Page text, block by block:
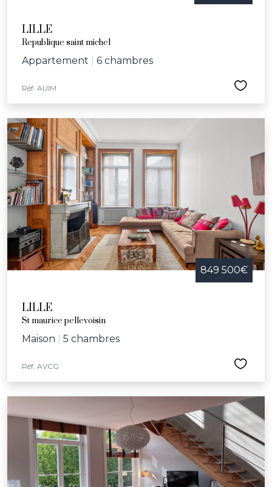
LILLE
Republique saint michel
Appartement 6 chambres
Réf. AUIM
849 500€
LILLE
St maurice pellevoisin
Maison 5 chambres
Réf. AVCG